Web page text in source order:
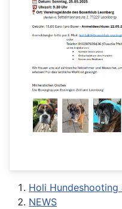
Holi Hundeshooting
NEWS